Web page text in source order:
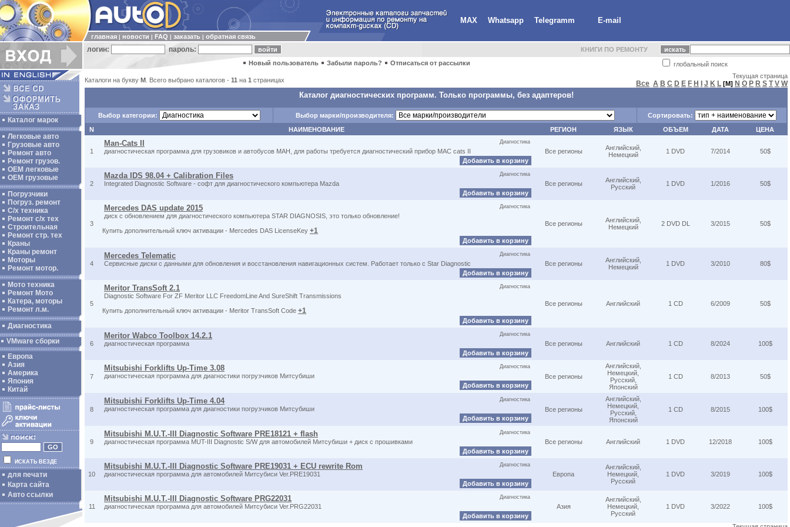
MAX Whatsapp Telegramm E-mail
главная новости FAQ заказать обратная связь
логин: пароль: КНИГИ ПО РЕМОНТУ
глобальный поиск
Новый пользователь Забыли пароль? Отписаться от рассылки
Каталог марок
Легковые авто
Грузовые авто
Ремонт авто
Ремонт грузов.
ОЕМ легковые
OEM грузовые
Погрузчики
Погруз. ремонт
С/х техника
Ремонт с/х тех
Строительная
Ремонт стр. тех
Краны
Краны ремонт
Моторы
Ремонт мотор.
Мото техника
Ремонт Мото
Катера, моторы
Ремонт л.м.
Диагностика
VMware сборки
Европа
Азия
Америка
Япония
Китай
ИСКАТЬ ВЕЗДЕ
для печати
Карта сайта
Авто ссылки
Каталоги на букву M . Всего выбрано каталогов - 11 на 1 страницах
Текущая страница
Все A B C D E F H J K L [M] N O P R S T V W
Каталог диагностических программ. Только программы, без адаптеров!
Выбор категории: Выбор марки/производителя:
Сортировать:
N
НАИМЕНОВАНИЕ РЕГИОН ЯЗЫК ОБЪЕМ ДАТА ЦЕНА
1
Man-Cats II
диагностическая программа для грузовиков и автобусов МАН, для работы требуется диагностический прибор MAC cats II
Диагностика
Добавить в корзину
Все регионы
Английский,
Немецкий
1 DVD 7/2014 50$
2
Mazda IDS 98.04 + Calibration Files
Integrated Diagnostic Software - софт для диагностического компьютера Mazda
Диагностика
Добавить в корзину
Все регионы
Английский,
Русский
1 DVD 1/2016 50$
3
Mercedes DAS update 2015
диск с обновлением для диагностического компьютера STAR DIAGNOSIS, это только обновление!
Купить дополнительный ключ активации - Mercedes DAS LicenseKey +1
Диагностика
Добавить в корзину
Все регионы
Английский,
Немецкий
2 DVD DL 3/2015 50$
4
Mercedes Telematic
Сервисные диски с данными для обновления и восстановления навигационных систем. Работает только с Star Diagnostic
Диагностика
Добавить в корзину
Все регионы
Английский,
Немецкий
1 DVD 3/2010 80$
5
Meritor TransSoft 2.1
Diagnostic Software For ZF Meritor LLC FreedomLine And SureShift Transmissions
Купить дополнительный ключ активации - Meritor TransSoft Code +1
Диагностика
Добавить в корзину
Все регионы Английский 1 CD 6/2009 50$
6
Meritor Wabco Toolbox 14.2.1
диагностическая программа
Диагностика
Добавить в корзину
Все регионы Английский 1 CD 8/2024 100$
7
Mitsubishi Forklifts Up-Time 3.08
диагностическая программа для диагностики погрузчиков Митсубиши
Диагностика
Добавить в корзину
Все регионы
Английский,
Немецкий,
Русский,
Японский
1 CD 8/2013 50$
8
Mitsubishi Forklifts Up-Time 4.04
диагностическая программа для диагностики погрузчиков Митсубиши
Диагностика
Добавить в корзину
Все регионы
Английский,
Немецкий,
Русский,
Японский
1 CD 8/2015 100$
9
Mitsubishi M.U.T.-III Diagnostic Software PRE18121 + flash
диагностическая программа MUT-III Diagnostic S/W для автомобилей Митсубиши + диск с прошивками
Диагностика
Добавить в корзину
Все регионы Английский 1 DVD 12/2018 100$
10
Mitsubishi M.U.T.-III Diagnostic Software PRE19031 + ECU rewrite Rom
диагностическая программа для автомобилей Митсубиси Ver.PRE19031
Диагностика
Добавить в корзину
Европа
Английский,
Немецкий,
Русский
1 DVD 3/2019 100$
11
Mitsubishi M.U.T.-III Diagnostic Software PRG22031
диагностическая программа для автомобилей Митсубиси Ver.PRG22031
Диагностика
Добавить в корзину
Азия
Английский,
Немецкий,
Русский
1 DVD 3/2022 100$